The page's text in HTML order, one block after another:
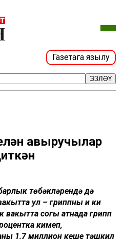
Газетага язылу
ЭЗЛӘҮ
авыручылар
төбәкләрендә дә
ул – гриппның иң киң
соңгы атнада грипп
кимеп,
1,7 миллион кеше тәшкил